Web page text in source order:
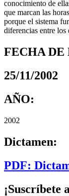
conocimiento de
que marcan las
porque el sistema
diferencias entre los
FECHA DE
25/11/2002
AÑO:
2002
Dictamen:
PDF:
¡Suscríbete